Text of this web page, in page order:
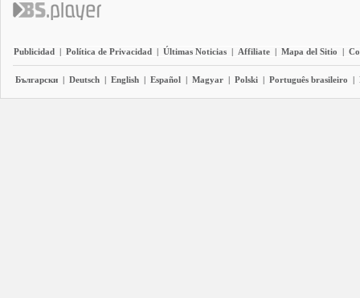
Publicidad | Política de Privacidad | Últimas Noticias | Affiliate | Mapa del Sitio |
Български | Deutsch | English | Español | Magyar | Polski | Português brasileiro |